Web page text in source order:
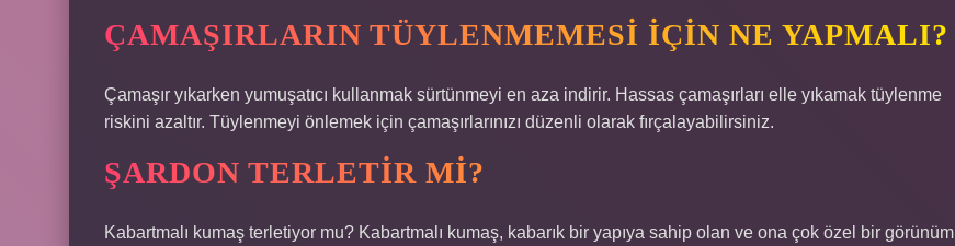
ÇAMAŞIRLARIN TÜYLENMEMESI IÇIN NE YAPMALI?
Çamaşır yıkarken yumuşatıcı kullanmak sürtünmeyi en aza indirir. Hassas çamaşırları elle yıkamak tüylenme
riskini azaltır. Tüylenmeyi önlemek için çamaşırlarınızı düzenli olarak fırçalayabilirsiniz.
ŞARDON TERLETIR MI?
Kabartmalı kumaş terletiyor mu? Kabartmalı kumaş, kabarık bir yapıya sahip olan ve ona çok özel bir görünüm